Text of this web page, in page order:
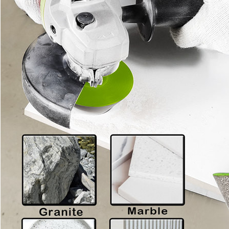
Tinggalkan pesan
akan segera menghubungi Anda